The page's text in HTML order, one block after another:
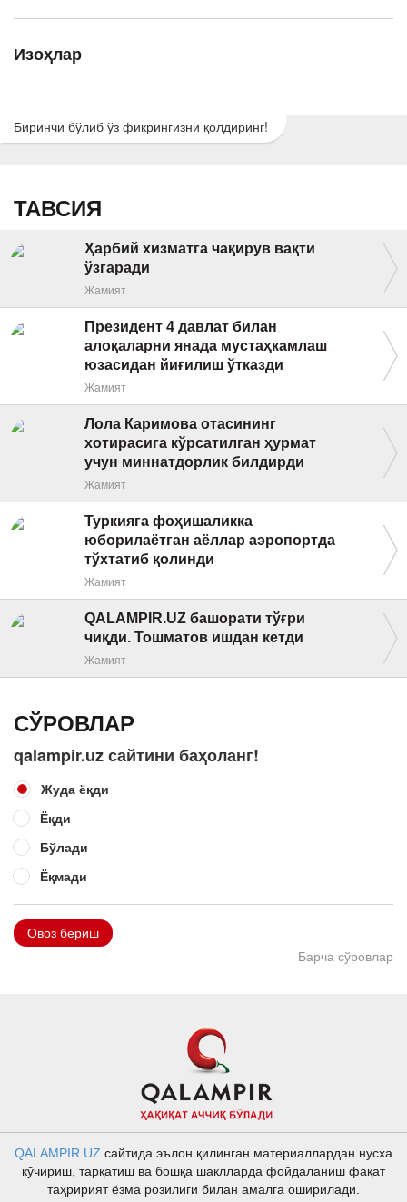
Изоҳлар
Биринчи бўлиб ўз фикрингизни қолдиринг!
ТАВСИЯ
Ҳарбий хизматга чақирув вақти
ўзгаради
Жамият
Президент 4 давлат билан
алоқаларни янада мустаҳкамлаш
юзасидан йиғилиш ўтказди
Жамият
Лола Каримова отасининг
хотирасига кўрсатилган ҳурмат
учун миннатдорлик билдирди
Жамият
Туркияга фоҳишаликка
юборилаётган аёллар аэропортда
тўхтатиб қолинди
Жамият
QALAMPIR.UZ башорати тўғри
чиқди. Тошматов ишдан кетди
Жамият
СЎРОВЛАР
qalampir.uz сайтини баҳоланг!
Жуда ёқди
Ёқди
Бўлади
Ёқмади
Овоз бериш
Барча сўровлар
QALAMPIR.UZ сайтида эълон қилинган материаллардан нусха
кўчириш, тарқатиш ва бошқа шаклларда фойдаланиш фақат
таҳририят ёзма розилиги билан амалга оширилади.